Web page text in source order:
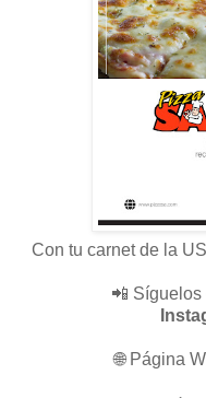
Con tu carnet de la
📲 Síguelos
🌐 Página